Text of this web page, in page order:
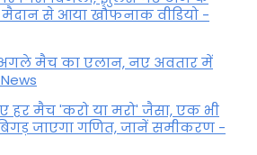
से आया खौफनाक वीडियो -
मैच का एलान, नए अवतार में
हर मैच 'करो या मरो' जैसा, एक भी
जाएगा गण‍ित, जानें समीकरण -